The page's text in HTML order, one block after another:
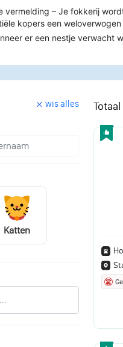
vermelding – Je fokkerij
kopers een
er een nestje verwacht
wis alles
Katten
Totaal